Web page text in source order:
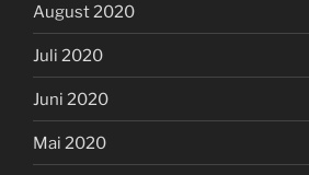
August 2020
Juli 2020
Juni 2020
Mai 2020